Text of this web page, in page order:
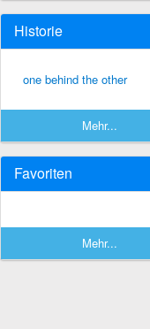
Historie
one behind the other
Mehr...
Favoriten
Mehr...